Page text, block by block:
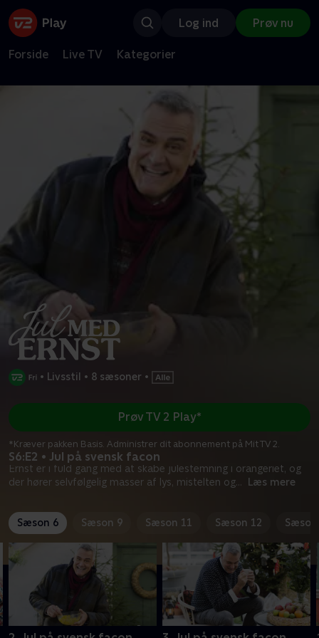
Log ind Prøv nu
Forside Live TV Kategorier
• Livsstil • 8 sæsoner •
S6:E2 • Jul på svensk facon
Ernst er i fuld gang med at skabe julestemning i orangeriet, og
der hører selvfølgelig masser af lys, mistelten og... Læs mere
Prøv TV 2 Play*
*Kræver pakken Basis. Administrer dit abonnement på Mit TV 2.
Sæson 6 Sæson 9 Sæson 11 Sæson 12 Sæson